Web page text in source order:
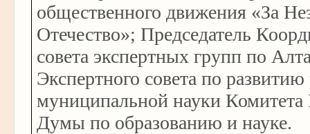
общественного движения «За
Отечество»; Председатель
совета экспертных групп по
Экспертного совета по
муниципальной науки Комитета
Думы по образованию и науке.